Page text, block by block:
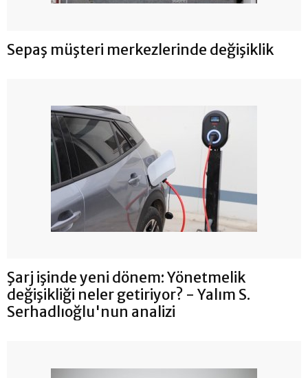
Sepaş müşteri merkezlerinde değişiklik
Şarj işinde yeni dönem: Yönetmelik
değişikliği neler getiriyor? - Yalım S.
Serhadlıoğlu'nun analizi